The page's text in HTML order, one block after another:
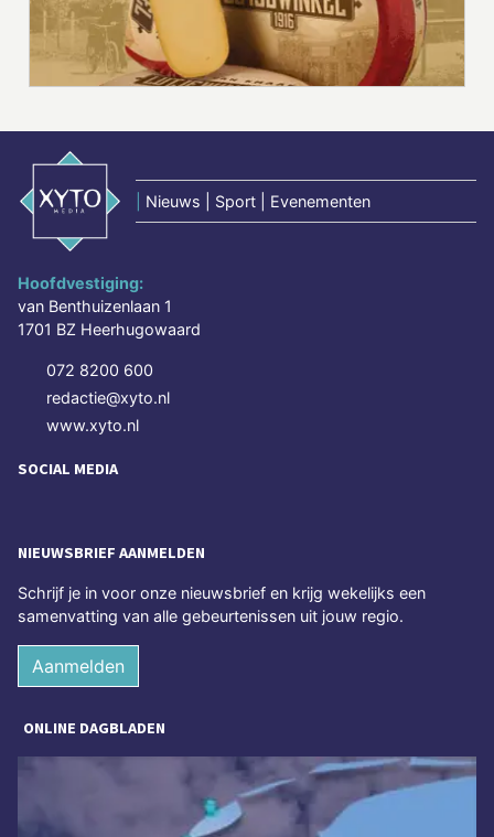
Nieuws | Sport | Evenementen
Hoofdvestiging:
van Benthuizenlaan 1
1701 BZ Heerhugowaard
072 8200 600
redactie@xyto.nl
www.xyto.nl
SOCIAL MEDIA
NIEUWSBRIEF AANMELDEN
Schrijf je in voor onze nieuwsbrief en krijg wekelijks een
samenvatting van alle gebeurtenissen uit jouw regio.
Aanmelden
ONLINE DAGBLADEN